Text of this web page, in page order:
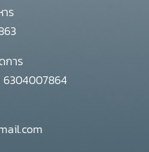
ร
าร
6304007864